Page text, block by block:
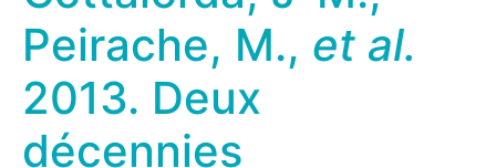
Peirache, M., et al.
2013. Deux
décennies